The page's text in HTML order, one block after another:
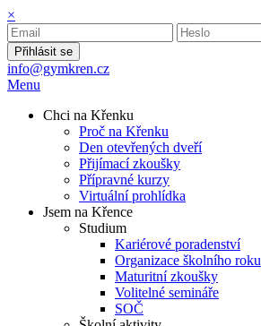
×
Přihlásit se
info@gymkren.cz
Menu
Chci na Křenku
Proč na Křenku
Den otevřených dveří
Přijímací zkoušky
Přípravné kurzy
Virtuální prohlídka
Jsem na Křence
Studium
Kariérové poradenství
Organizace školního roku
Maturitní zkoušky
Volitelné semináře
SOČ